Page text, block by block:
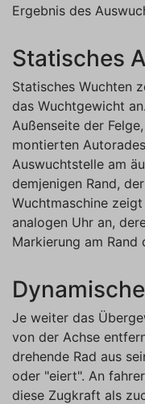
Ergebnis des
Statisches
Statisches Wuchten
das Wuchtgewicht
Außenseite der
montierten
Auswuchtstelle am
demjenigen Rand,
Wuchtmaschine
analogen Uhr an,
Markierung am
Je weiter das
von der Achse
drehende Rad aus
oder "eiert". An
diese Zugkraft als